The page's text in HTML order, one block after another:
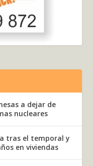
a dejar de
nucleares
tras el temporal y
en viviendas